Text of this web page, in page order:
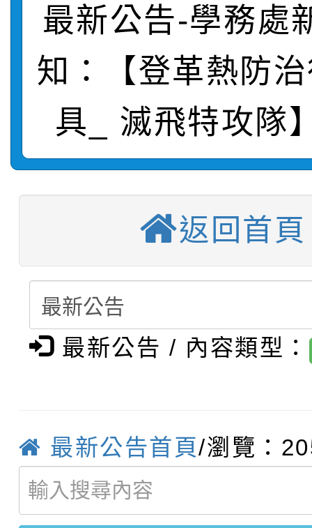
動辦法」
轉知臺中市政府政風處
城市手牽手，綠能透明
畫影片一案
轉知：「115學年度全
劇比賽實施要點」及修
表
轉知：桃園市115年度
敬師藝文競賽』實施計
【甄選結果(第11招)】
學年度第1學期第7次代
結果(第11招)
【甄選結果(第3招)】
學年度第1學期第9次
結果(第3招)
學年度第1學期第9次
結果(第4招)
【甄選結果(第12招)】
學年度第1學期第7次代
結果(第12招)
轉知：桃園市115學年
賽及師生本土語及新住
賽實施要點
轉知：「桃園市115學
比賽實施要點」
轉知：「115年金融知
城市手牽手，綠能透明
畫影片一案
轉知：「115學年度全
劇比賽實施要點」及修
表
轉知：桃園市115年度
敬師藝文競賽』實施計
【甄選結果(第11招)】
最新公告-學務處
知：【登革熱防
具_ 滅飛特攻隊
返回首頁
最新公告 / 內容類型：
最新公告首頁/瀏覽：